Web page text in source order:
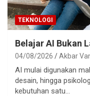
TEKNOLOGI
Belajar AI Bukan
04/08/2026 Akbar
AI mulai digunakan
desain, hingga
kebutuhan satu…